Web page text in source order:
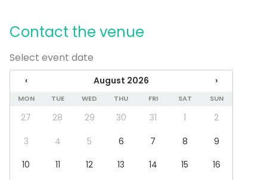
Kaikkien aktiviteettien järjestäminen onnistuu kaikkialla
Suomessa, myös ulkomailla niin suomeksi kuin
englanniksi, tarvittaessa millä kielellä tahansa.
Contact the venue
Select event date
‹ August 2026 ›
MON TUE WED THU FRI SAT SUN
27 28 29 30 31 1
2
3
4 5 6 7 8
9
10
11 12 13 14 15
16